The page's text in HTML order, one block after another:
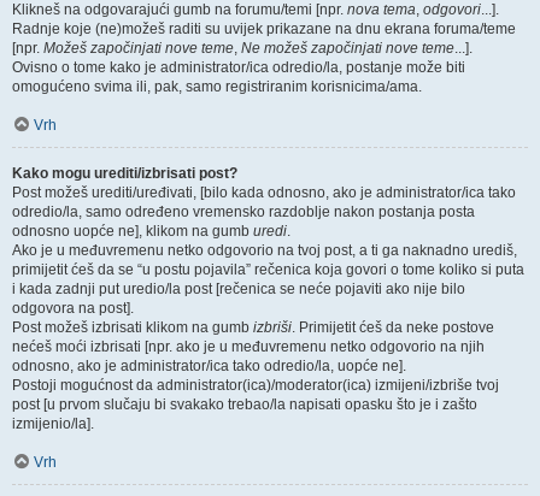
Klikneš na odgovarajući gumb na forumu/temi [npr. nova tema, odgovori...].
Radnje koje (ne)možeš raditi su uvijek prikazane na dnu ekrana foruma/teme
[npr. Možeš započinjati nove teme, Ne možeš započinjati nove teme...].
Ovisno o tome kako je administrator/ica odredio/la, postanje može biti
omogućeno svima ili, pak, samo registriranim korisnicima/ama.
Vrh
Kako mogu urediti/izbrisati post?
Post možeš urediti/uređivati, [bilo kada odnosno, ako je administrator/ica tako
odredio/la, samo određeno vremensko razdoblje nakon postanja posta
odnosno uopće ne], klikom na gumb uredi.
Ako je u međuvremenu netko odgovorio na tvoj post, a ti ga naknadno urediš,
primijetit ćeš da se “u postu pojavila” rečenica koja govori o tome koliko si puta
i kada zadnji put uredio/la post [rečenica se neće pojaviti ako nije bilo
odgovora na post].
Post možeš izbrisati klikom na gumb izbriši. Primijetit ćeš da neke postove
nećeš moći izbrisati [npr. ako je u međuvremenu netko odgovorio na njih
odnosno, ako je administrator/ica tako odredio/la, uopće ne].
Postoji mogućnost da administrator(ica)/moderator(ica) izmijeni/izbriše tvoj
post [u prvom slučaju bi svakako trebao/la napisati opasku što je i zašto
izmijenio/la].
Vrh